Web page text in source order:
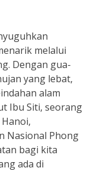
melalui
Dengan gua-
yang lebat,
alam
Ibu Siti, seorang
Nasional Phong
bagi kita
ada di